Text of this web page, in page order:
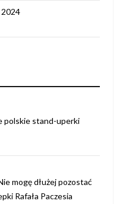
polskie stand-uperki
mogę dłużej pozostać
Rafała Paczesia